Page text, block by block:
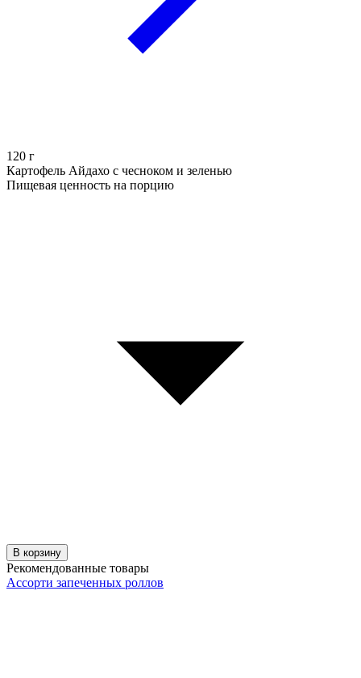
120 г
Картофель Айдахо с чесноком и зеленью
Пищевая ценность на порцию
В корзину
Рекомендованные товары
Ассорти запеченных роллов